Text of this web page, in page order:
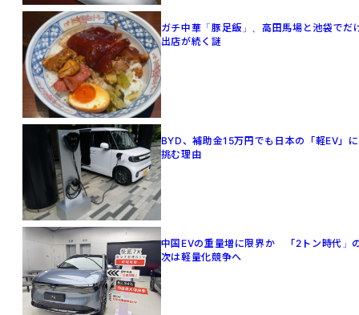
ガチ中華「豚足飯」、高田馬場と池袋でだ
出店が続く謎
BYD、補助金15万円でも日本の「軽EV」に
挑む理由
中国EVの重量増に限界か 「2トン時代」
次は軽量化競争へ